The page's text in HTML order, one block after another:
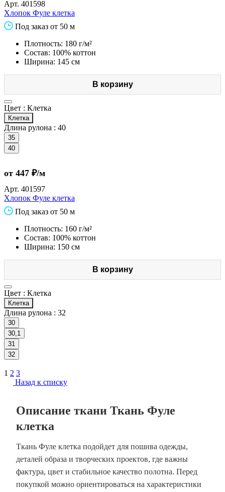
Арт. 401598
Хлопок Фуле клетка
Под заказ от 50 м
Плотность: 180 г/м²
Состав: 100% коттон
Ширина: 145 см
В корзину
Цвет : Клетка
Клетка
Длина рулона : 40
35
40
от 447 ₽/м
Арт. 401597
Хлопок Фуле клетка
Под заказ от 50 м
Плотность: 160 г/м²
Состав: 100% коттон
Ширина: 150 см
В корзину
Цвет : Клетка
Клетка
Длина рулона : 32
30
30,1
31
32
1 2 3
Назад к списку
Описание ткани Ткань Фуле
клетка
Ткань Фуле клетка подойдет для пошива одежды,
деталей образа и творческих проектов, где важны
фактура, цвет и стабильное качество полотна. Перед
покупкой можно ориентироваться на характеристики